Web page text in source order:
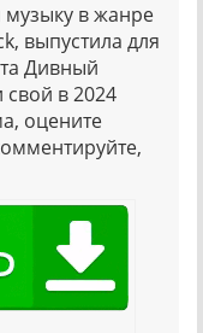
в жанре
выпустила для
Дивный
в 2024
оцените